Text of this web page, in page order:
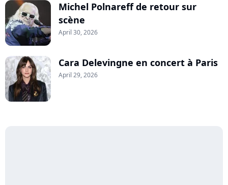
Michel Polnareff de retour sur
scène
April 30, 2026
Cara Delevingne en concert à Paris
April 29, 2026